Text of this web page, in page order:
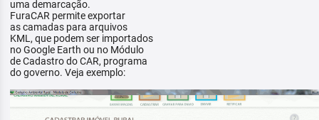
uma demarcação.
FuraCAR permite exportar
as camadas para arquivos
KML, que podem ser importados
no Google Earth ou no Módulo
de Cadastro do CAR, programa
do governo. Veja exemplo: